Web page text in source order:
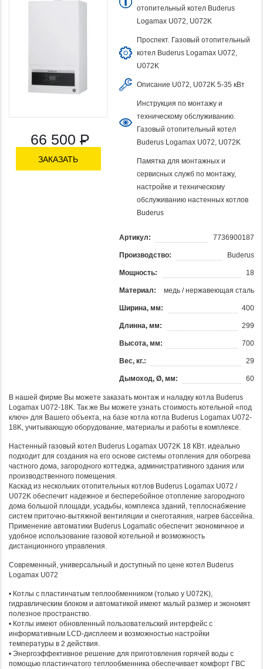
66 500 Р
ЗАКАЗАТЬ
отопительный котел Buderus
Logamax U072, U072K
Проспект. Газовый отопительный
котел Buderus Logamax U072,
U072K
Описание U072, U072K 5-35 кВт
Инструкция по монтажу и
техническому обслуживанию.
Газовый отопительный котел
Buderus Logamax U072, U072K
Памятка для монтажных и
сервисных служб по монтажу,
настройке и техническому
обслуживанию настенных котлов
Buderus
Артикул: 7736900187
Производство: Buderus
Мощность: 18
Материал: медь / нержавеющая сталь
Ширина, мм: 400
Длинна, мм: 299
Высота, мм: 700
Вес, кг.: 29
Дымоход, Ø, мм: 60
В нашей фирме Вы можете заказать монтаж и наладку котла Buderus
Logamax U072-18K. Так же Вы можете узнать стоимость котельной «под
ключ» для Вашего объекта, на базе котла котла Buderus Logamax U072-
18K, учитывающую оборудование, материалы и работы в комплексе.
Настенный газовый котел Buderus Logamax U072K 18 КВт. идеально
подходит для создания на его основе системы отопления для обогрева
частного дома, загородного коттеджа, административного здания или
производственного помещения.
Каскад из нескольких отопительных котлов Buderus Logamax U072 /
U072K обеспечит надежное и бесперебойное отопление загородного
дома большой площади, усадьбы, комплекса зданий, теплоснабжение
систем приточно-вытяжной вентиляции и снеготаяния, нагрев бассейна.
Применение автоматики Buderus Logamatic обеспечит экономичное и
удобное использование газовой котельной и возможность
дистанционного управления.
Современный, универсальный и доступный по цене котел Buderus
Logamax U072
• Котлы с пластинчатым теплообменником (только у U072K),
гидравлическим блоком и автоматикой имеют малый размер и экономят
полезное пространство.
• Котлы имеют обновленный пользовательский интерфейс с
информативным LCD-дисплеем и возможностью настройки
температуры в 2 действия.
• Энергоэффективное решение для приготовления горячей воды с
помощью пластинчатого теплообменника обеспечивает комфорт ГВС